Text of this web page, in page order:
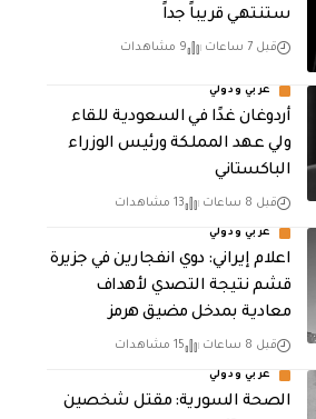
ستنتهي قريباً جداً
قبل 7 ساعات 9 مشاهدات
عربي ودولي
أردوغان غدًا في السعودية للقاء
ولي عهد المملكة ورئيس الوزراء
الباكستاني
قبل 8 ساعات 13 مشاهدات
عربي ودولي
اعلام إيراني: دوي انفجارين في جزيرة
قشم نتيجة التصدي لأهداف
معادية بمدخل مضيق هرمز
قبل 8 ساعات 15 مشاهدات
عربي ودولي
الصحة السورية: مقتل شخصين